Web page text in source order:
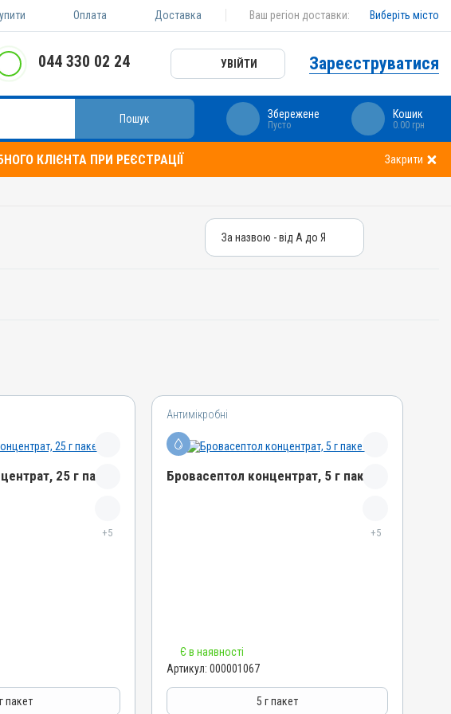
Оплата Доставка Ваш регіон доставки: Виберіть місто
044 330 02 24 УВІЙТИ Зареєструватися
Пошук Збережене
Пусто
Кошик
0.00 грн
КЛІЄНТА ПРИ РЕЄСТРАЦІЇ Закрити
За назвою - від А до Я
25 г пакет
+5
пакет
Антимікробні
Бровасептол концентрат, 5 г пакет
+5
AB-00945-01-10
Є в наявності
Артикул: 000001067
5 г пакет